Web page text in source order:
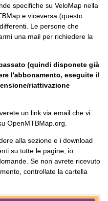
specifiche su VeloMap nella
e viceversa (questo
Le persone che
una mail per richiedere la
(quindi disponete già
l'abbonamento, eseguite il
riattivazione
un link via email che vi
OpenMTBMap.org.
alla sezione e i download
su tutte le pagine, io
Se non avrete ricevuto
controllate la cartella